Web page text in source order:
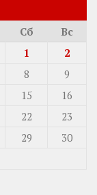
Сб
Вс
1
2
8
9
15
16
22
23
29
30